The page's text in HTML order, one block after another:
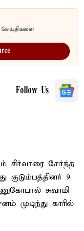
செய்திகளை
Follow Us
சிர்வாரை சேர்ந்த
குடும்பத்தினர் 9
சுவாமி
முடிந்து காரில்